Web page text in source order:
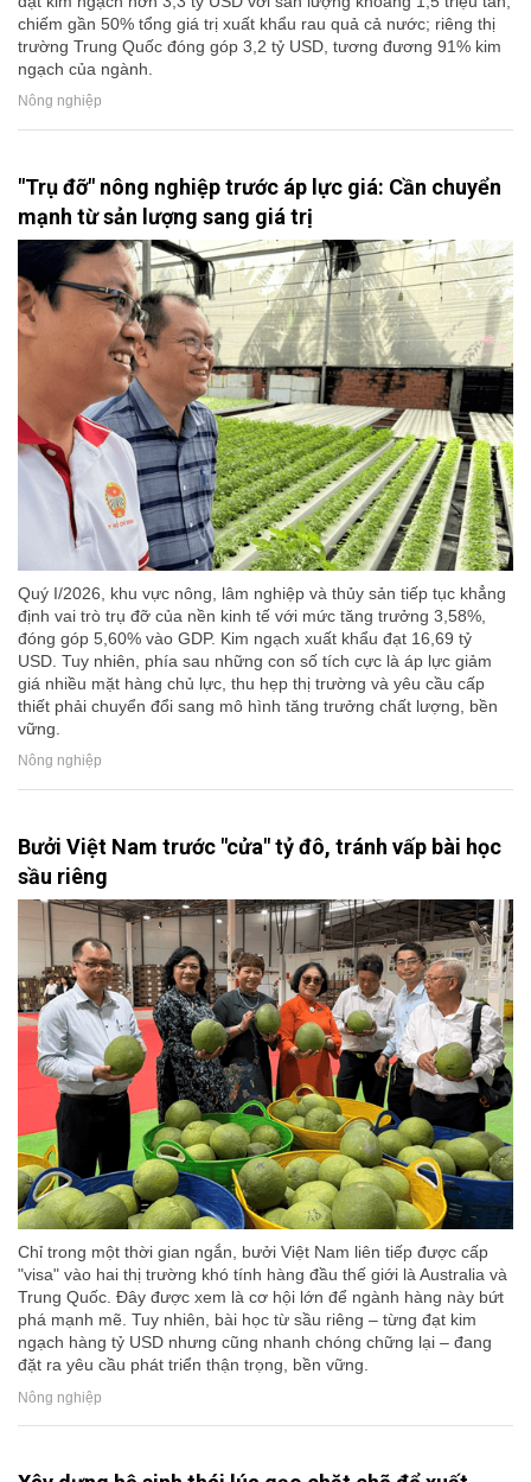
chiếm gần 50% tổng giá trị xuất khẩu rau quả cả nước; riêng thị
trường Trung Quốc đóng góp 3,2 tỷ USD, tương đương 91% kim
ngạch của ngành.
Nông nghiệp
"Trụ đỡ" nông nghiệp trước áp lực giá: Cần chuyển
mạnh từ sản lượng sang giá trị
Quý I/2026, khu vực nông, lâm nghiệp và thủy sản tiếp tục khẳng
định vai trò trụ đỡ của nền kinh tế với mức tăng trưởng 3,58%,
đóng góp 5,60% vào GDP. Kim ngạch xuất khẩu đạt 16,69 tỷ
USD. Tuy nhiên, phía sau những con số tích cực là áp lực giảm
giá nhiều mặt hàng chủ lực, thu hẹp thị trường và yêu cầu cấp
thiết phải chuyển đổi sang mô hình tăng trưởng chất lượng, bền
vững.
Nông nghiệp
Bưởi Việt Nam trước "cửa" tỷ đô, tránh vấp bài học
sầu riêng
Chỉ trong một thời gian ngắn, bưởi Việt Nam liên tiếp được cấp
"visa" vào hai thị trường khó tính hàng đầu thế giới là Australia và
Trung Quốc. Đây được xem là cơ hội lớn để ngành hàng này bứt
phá mạnh mẽ. Tuy nhiên, bài học từ sầu riêng – từng đạt kim
ngạch hàng tỷ USD nhưng cũng nhanh chóng chững lại – đang
đặt ra yêu cầu phát triển thận trọng, bền vững.
Nông nghiệp